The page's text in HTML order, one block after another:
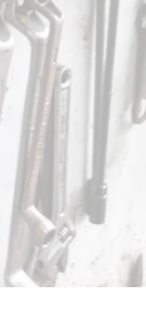
Våre merker
Om oss
Kontakt